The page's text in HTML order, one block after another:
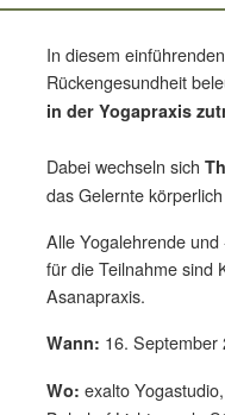
In diesem
Rückengesundheit
in der Yogapraxis
Dabei wechseln sich
das Gelernte
Alle Yogalehrende
für die Teilnahme sind
Asanapraxis.
Wann: 16. September
Wo: exalto